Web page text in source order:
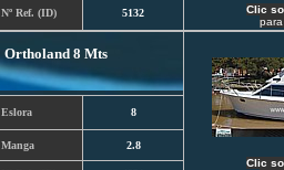
Clic
para
Nº Ref. (ID) 5132
Ortholand 8 Mts
Clic
Eslora 8
Manga 2.8